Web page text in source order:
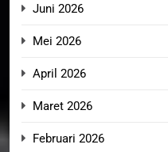
Juni 2026
Mei 2026
April 2026
Maret 2026
Februari 2026